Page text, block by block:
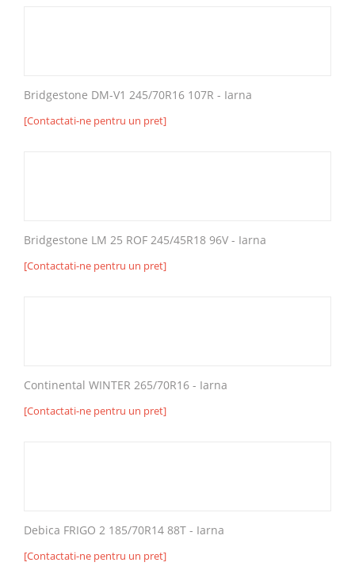
Bridgestone DM-V1 245/70R16 107R - Iarna
[Contactati-ne pentru un pret]
Bridgestone LM 25 ROF 245/45R18 96V - Iarna
[Contactati-ne pentru un pret]
Continental WINTER 265/70R16 - Iarna
[Contactati-ne pentru un pret]
Debica FRIGO 2 185/70R14 88T - Iarna
[Contactati-ne pentru un pret]